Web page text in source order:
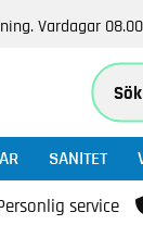
Vardagar
SANITET
service